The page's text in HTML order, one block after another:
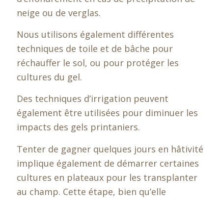
neige ou de verglas.
Nous utilisons également différentes
techniques de toile et de bâche pour
réchauffer le sol, ou pour protéger les
cultures du gel.
Des techniques d’irrigation peuvent
également être utilisées pour diminuer les
impacts des gels printaniers.
Tenter de gagner quelques jours en hâtivité
implique également de démarrer certaines
cultures en plateaux pour les transplanter
au champ. Cette étape, bien qu’elle